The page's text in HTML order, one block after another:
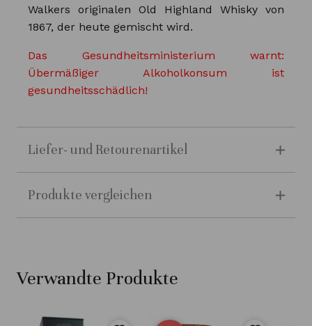
Walkers originalen Old Highland Whisky von
1867, der heute gemischt wird.
Das Gesundheitsministerium warnt:
Übermäßiger Alkoholkonsum ist
gesundheitsschädlich!
Liefer- und Retourenartikel
Produkte vergleichen
Verwandte Produkte